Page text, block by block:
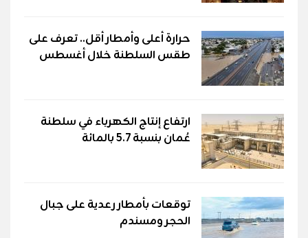
حرارة أعلى وأمطار أقل.. تعرف على
طقس السلطنة خلال أغسطس
ارتفاع إنتاج الكهرباء في سلطنة
عُمان بنسبة 5.7 بالمائة
توقعات بأمطار رعدية على جبال
الحجر ومسندم